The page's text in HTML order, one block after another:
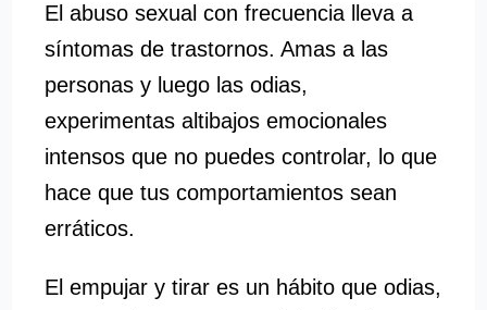
El abuso sexual con frecuencia lleva a
síntomas de trastornos. Amas a las
personas y luego las odias,
experimentas altibajos emocionales
intensos que no puedes controlar, lo que
hace que tus comportamientos sean
erráticos.
El empujar y tirar es un hábito que odias,